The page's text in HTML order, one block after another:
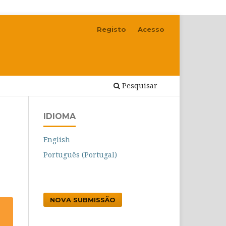
Pesquisar
Registo Acesso
IDIOMA
English
Português (Portugal)
NOVA SUBMISSÃO